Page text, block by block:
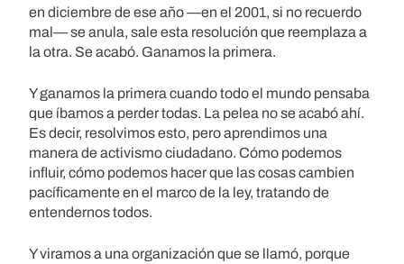
en diciembre de ese año —en el 2001, si no recuerdo
mal— se anula, sale esta resolución que reemplaza a
la otra. Se acabó. Ganamos la primera.
Y ganamos la primera cuando todo el mundo pensaba
que íbamos a perder todas. La pelea no se acabó ahí.
Es decir, resolvimos esto, pero aprendimos una
manera de activismo ciudadano. Cómo podemos
influir, cómo podemos hacer que las cosas cambien
pacíficamente en el marco de la ley, tratando de
entendernos todos.
Y viramos a una organización que se llamó, porque